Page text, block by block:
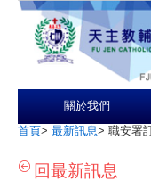
關於我們
首頁> 最新訊息> 職安署
回最新訊息